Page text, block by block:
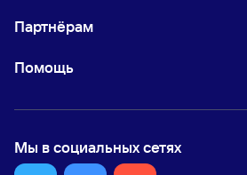
Партнёрам
Помощь
Мы в социальных сетях